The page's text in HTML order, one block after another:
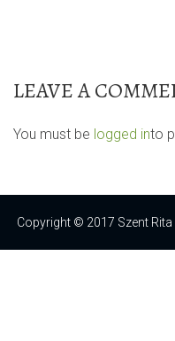
LEAVE A
You must be logged into
Copyright © 2017 Szent